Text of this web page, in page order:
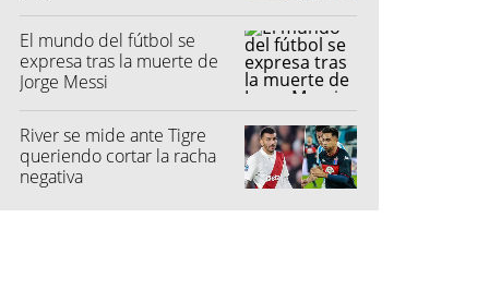
El mundo del fútbol se
expresa tras la muerte de
Jorge Messi
River se mide ante Tigre
queriendo cortar la racha
negativa